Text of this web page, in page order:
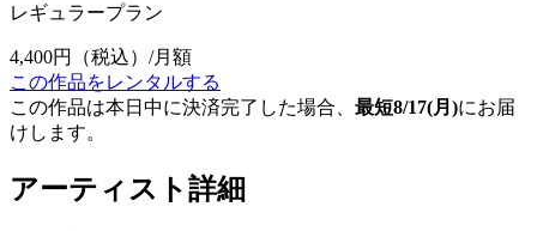
レギュラープラン
4,400円
（税込）/月額
この作品をレンタルする
この作品は本日中に決済完了した場合、 最短8/17(月)にお届
けします。
アーティスト詳細